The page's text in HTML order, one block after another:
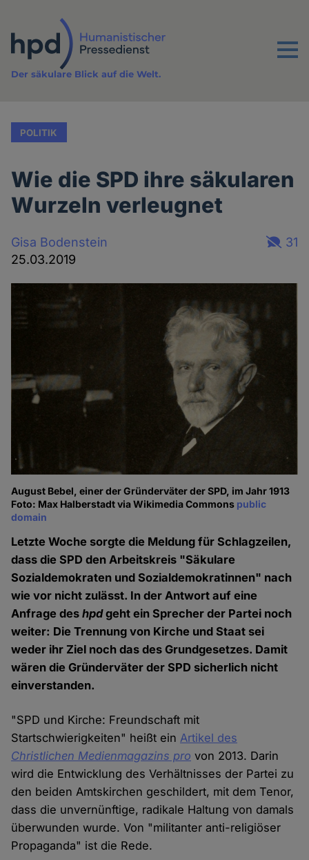
Inhalt
Menu
Der säkulare Blick auf die Welt.
POLITIK
Wie die SPD ihre säkularen
Wurzeln verleugnet
Gisa Bodenstein
25.03.2019
31
August Bebel, einer der Gründerväter der SPD, im Jahr 1913
Foto: Max Halberstadt via Wikimedia Commons public
domain
Letzte Woche sorgte die Meldung für Schlagzeilen,
dass die SPD den Arbeitskreis "Säkulare
Sozialdemokraten und Sozialdemokratinnen" nach
wie vor nicht zulässt. In der Antwort auf eine
Anfrage deshpdgeht ein Sprecher der Partei noch
weiter: Die Trennung von Kirche und Staat sei
weder ihr Ziel noch das des Grundgesetzes. Damit
wären die Gründerväter der SPD sicherlich nicht
einverstanden.
"SPD und Kirche: Freundschaft mit
Startschwierigkeiten" heißt einArtikel des
Christlichen Medienmagazins pro von 2013. Darin
wird die Entwicklung des Verhältnisses der Partei zu
den beiden Amtskirchen geschildert, mit dem Tenor,
dass die unvernünftige, radikale Haltung von damals
überwunden wurde. Von "militanter anti-religiöser
Propaganda" ist die Rede.